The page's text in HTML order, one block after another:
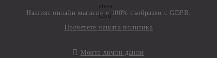
Нашият онлайн магазин е 100% съобразен с GDPR.
Прочетете нашата политика
Моите лични данни